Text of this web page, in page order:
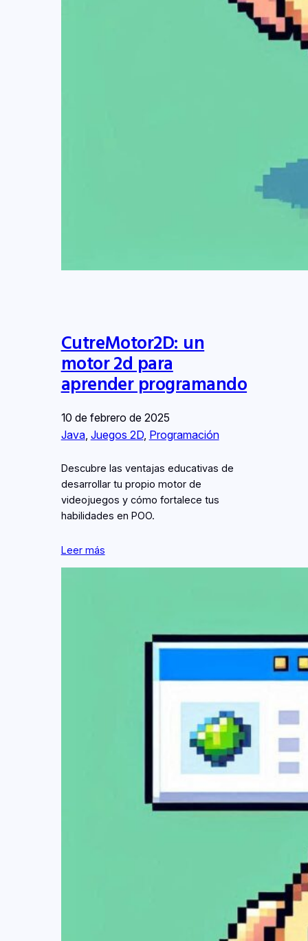
CutreMotor2D: un
motor 2d para
aprender programando
10 de febrero de 2025
Java, Juegos 2D, Programación
Descubre las ventajas educativas de
desarrollar tu propio motor de
videojuegos y cómo fortalece tus
habilidades en POO.
Leer más